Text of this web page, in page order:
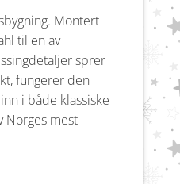
Montert
til en av
sprer
fungerer den
i både klassiske
Norges mest